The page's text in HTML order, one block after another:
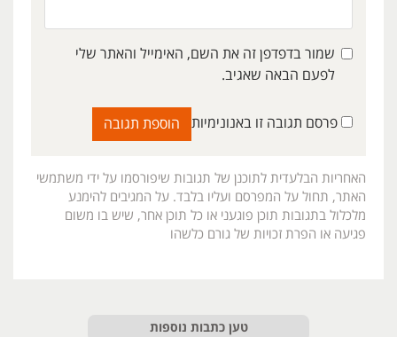
שמור בדפדפן זה את השם, האימייל והאתר שלי
לפעם הבאה שאגיב.
פרסם תגובה זו באנונימיות
האחריות הבלעדית לתוכנן של תגובות שיפורסמו על ידי משתמשי
האתר, תחול על המפרסם ועליו בלבד. על המגיבים להימנע
מלכלול בתגובות תוכן פוגעני או כל תוכן אחר, שיש בו משום
פגיעה או הפרת זכויות של גורם כלשהו
טען כתבות נוספות